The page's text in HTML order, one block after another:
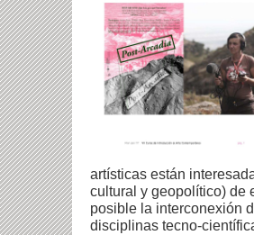
artísticas están
cultural y geopolítico) de
posible la interconexión
disciplinas tecno-